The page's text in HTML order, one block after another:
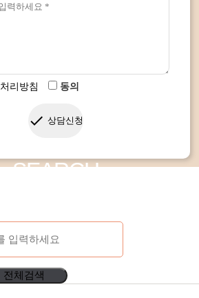
리방침 동의
done 상담신청
SEARCH
전체검색